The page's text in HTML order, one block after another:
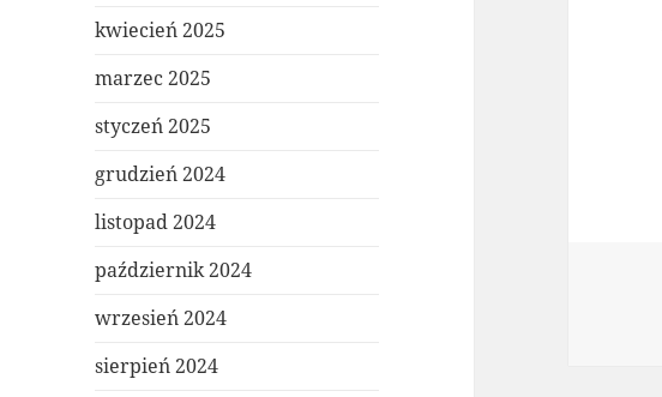
kwiecień 2025
marzec 2025
styczeń 2025
grudzień 2024
listopad 2024
październik 2024
wrzesień 2024
sierpień 2024